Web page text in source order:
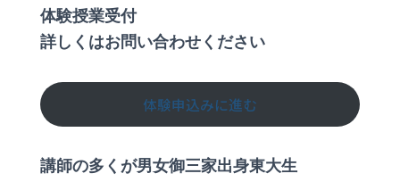
体験授業受付
詳しくはお問い合わせください
体験申込みに進む
講師の多くが男女御三家出身東大生